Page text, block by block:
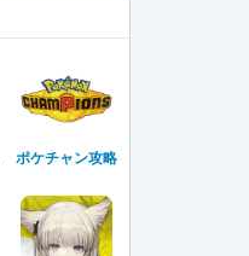
ポケチャン攻略